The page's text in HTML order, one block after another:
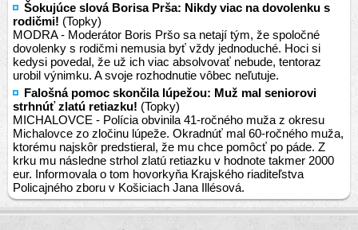
Šokujúce slová Borisa Prša: Nikdy viac na dovolenku s
rodičmi! (Topky)
MODRA - Moderátor Boris Pršo sa netají tým, že spoločné
dovolenky s rodičmi nemusia byť vždy jednoduché. Hoci si
kedysi povedal, že už ich viac absolvovať nebude, tentoraz
urobil výnimku. A svoje rozhodnutie vôbec neľutuje.
Falošná pomoc skončila lúpežou: Muž mal seniorovi
strhnúť zlatú retiazku! (Topky)
MICHALOVCE - Polícia obvinila 41-ročného muža z okresu
Michalovce zo zločinu lúpeže. Okradnúť mal 60-ročného muža,
ktorému najskôr predstieral, že mu chce pomôcť po páde. Z
krku mu následne strhol zlatú retiazku v hodnote takmer 2000
eur. Informovala o tom hovorkyňa Krajského riaditeľstva
Policajného zboru v Košiciach Jana Illésová.